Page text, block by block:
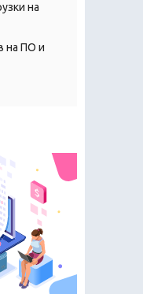
на
на ПО и